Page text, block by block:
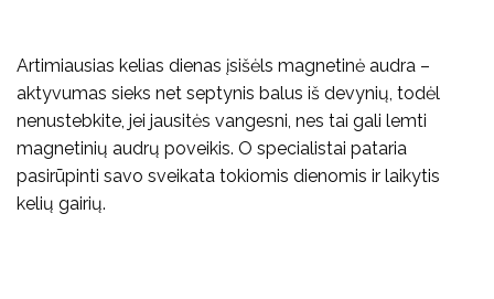
Artimiausias kelias dienas įsišėls magnetinė audra –
aktyvumas sieks net septynis balus iš devynių, todėl
nenustebkite, jei jausitės vangesni, nes tai gali lemti
magnetinių audrų poveikis. O specialistai pataria
pasirūpinti savo sveikata tokiomis dienomis ir laikytis
kelių gairių.